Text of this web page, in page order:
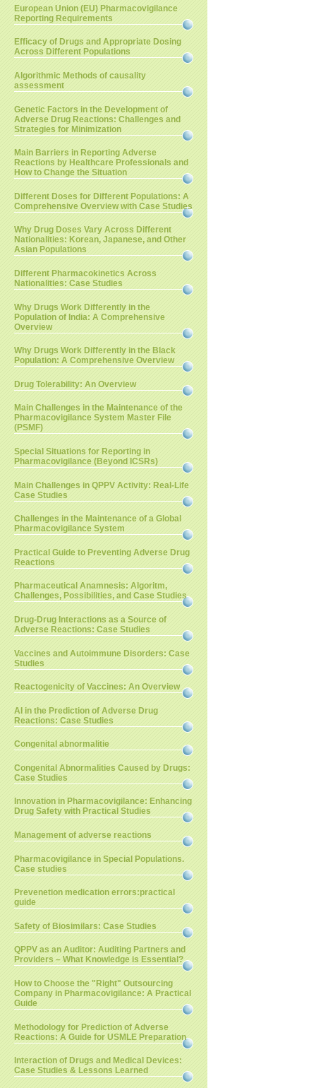
European Union (EU) Pharmacovigilance
Reporting Requirements
Efficacy of Drugs and Appropriate Dosing
Across Different Populations
Algorithmic Methods of causality
assessment
Genetic Factors in the Development of
Adverse Drug Reactions: Challenges and
Strategies for Minimization
Main Barriers in Reporting Adverse
Reactions by Healthcare Professionals and
How to Change the Situation
Different Doses for Different Populations: A
Comprehensive Overview with Case Studies
Why Drug Doses Vary Across Different
Nationalities: Korean, Japanese, and Other
Asian Populations
Different Pharmacokinetics Across
Nationalities: Case Studies
Why Drugs Work Differently in the
Population of India: A Comprehensive
Overview
Why Drugs Work Differently in the Black
Population: A Comprehensive Overview
Drug Tolerability: An Overview
Main Challenges in the Maintenance of the
Pharmacovigilance System Master File
(PSMF)
Special Situations for Reporting in
Pharmacovigilance (Beyond ICSRs)
Main Challenges in QPPV Activity: Real-Life
Case Studies
Challenges in the Maintenance of a Global
Pharmacovigilance System
Practical Guide to Preventing Adverse Drug
Reactions
Pharmaceutical Anamnesis: Algoritm,
Challenges, Possibilities, and Case Studies
Drug-Drug Interactions as a Source of
Adverse Reactions: Case Studies
Vaccines and Autoimmune Disorders: Case
Studies
Reactogenicity of Vaccines: An Overview
AI in the Prediction of Adverse Drug
Reactions: Case Studies
Congenital abnormalitie
Congenital Abnormalities Caused by Drugs:
Case Studies
Innovation in Pharmacovigilance: Enhancing
Drug Safety with Practical Studies
Management of adverse reactions
Pharmacovigilance in Special Populations.
Case studies
Prevenetion medication errors:practical
guide
Safety of Biosimilars: Case Studies
QPPV as an Auditor: Auditing Partners and
Providers – What Knowledge is Essential?
How to Choose the "Right" Outsourcing
Company in Pharmacovigilance: A Practical
Guide
Methodology for Prediction of Adverse
Reactions: A Guide for USMLE Preparation
Interaction of Drugs and Medical Devices:
Case Studies & Lessons Learned